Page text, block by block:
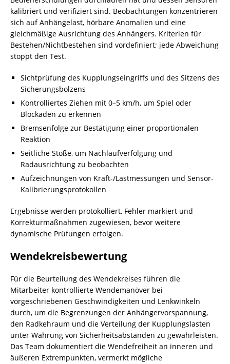
kalibriert und verifiziert sind. Beobachtungen konzentrieren
sich auf Anhängelast, hörbare Anomalien und eine
gleichmäßige Ausrichtung des Anhängers. Kriterien für
Bestehen/Nichtbestehen sind vordefiniert; jede Abweichung
stoppt den Test.
Sichtprüfung des Kupplungseingriffs und des Sitzens des
Sicherungsbolzens
Kontrolliertes Ziehen mit 0–5 km/h, um Spiel oder
Blockaden zu erkennen
Bremsenfolge zur Bestätigung einer proportionalen
Reaktion
Seitliche Stöße, um Nachlaufverfolgung und
Radausrichtung zu beobachten
Aufzeichnungen von Kraft-/Lastmessungen und Sensor-
Kalibrierungsprotokollen
Ergebnisse werden protokolliert, Fehler markiert und
Korrekturmaßnahmen zugewiesen, bevor weitere
dynamische Prüfungen erfolgen.
Wendekreisbewertung
Für die Beurteilung des Wendekreises führen die
Mitarbeiter kontrollierte Wendemanöver bei
vorgeschriebenen Geschwindigkeiten und Lenkwinkeln
durch, um die Begrenzungen der Anhängervorspannung,
den Radkehraum und die Verteilung der Kupplungslasten
unter Wahrung von Sicherheitsabständen zu gewährleisten.
Das Team dokumentiert die Wendefreiheit an inneren und
äußeren Extrempunkten, vermerkt mögliche